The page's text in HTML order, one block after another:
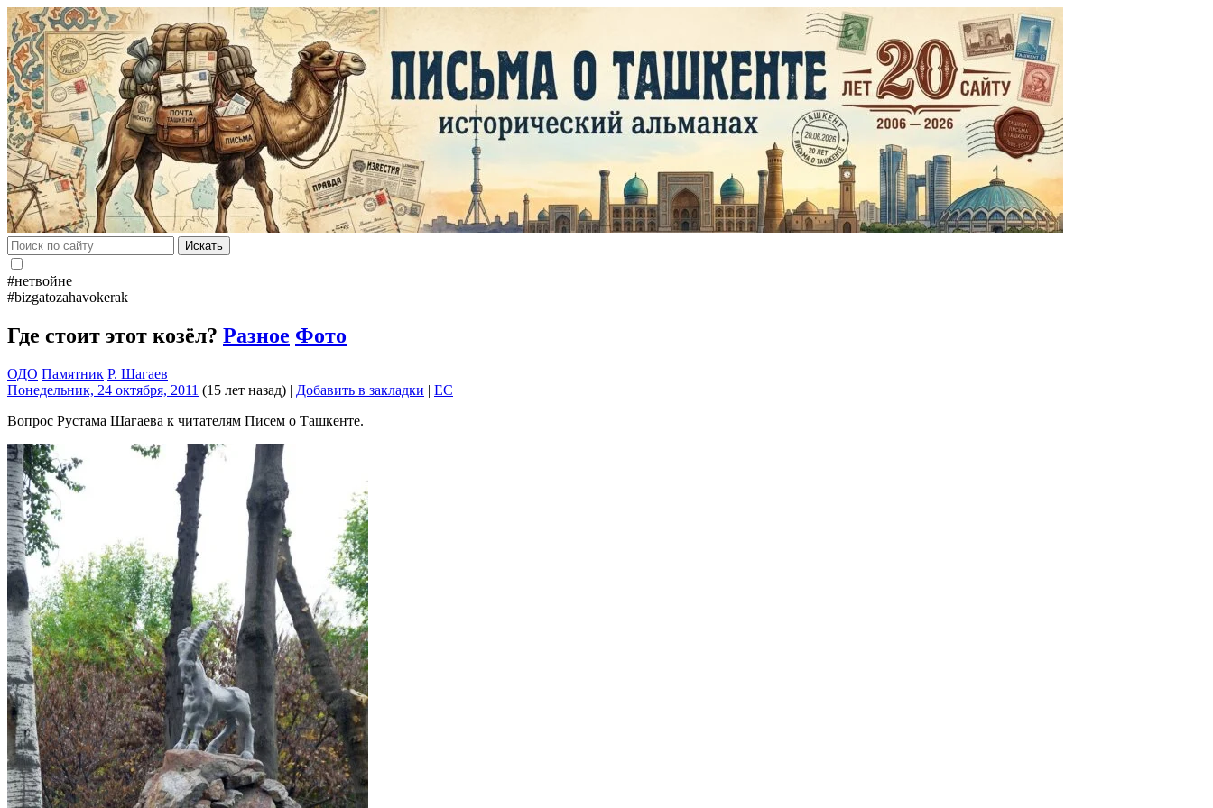
Искать
#нетвойне
#bizgatozahavokerak
Где стоит этот козёл? Разное Фото
ОДО Памятник Р. Шагаев
Понедельник, 24 октября, 2011 (15 лет назад) | Добавить в закладки | EC
Вопрос Рустама Шагаева к читателям Писем о Ташкенте.